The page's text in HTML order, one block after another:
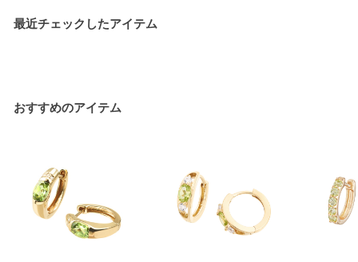
最近チェックしたアイテム
おすすめのアイテム